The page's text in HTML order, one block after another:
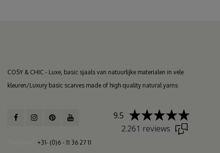
COSY & CHIC - Luxe, basic sjaals van natuurlijke materialen in vele
kleuren/Luxury basic scarves made of high quality natural yarns
+31- (0)6 - 11 36 27 11
9.5
2.261 reviews